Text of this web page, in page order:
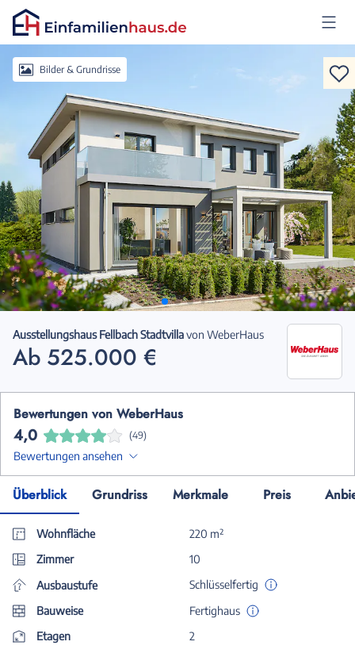
AnmeldenBilder & Grundrisse
Ausstellungshaus Fellbach Stadtvillavon WeberHaus
Ab 525.000 €
Bewertungen von WeberHaus
4,0 (49)
Bewertungen ansehen
Überblick Grundriss Merkmale Preis
Wohnfläche
220 m²
Zimmer
10
Ausbaustufe
Schlüsselfertig
Bauweise
Fertighaus
Etagen
2